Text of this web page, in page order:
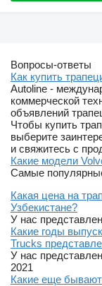
Вопросы-ответы
Как купить
Autoline -
коммерческой
объявлений
Чтобы купить
выберите
и свяжитесь с
Какие модели
Самые
Какая цена на
Узбекистане?
У нас
Какие годы
Trucks
У нас
2021
Какие еще